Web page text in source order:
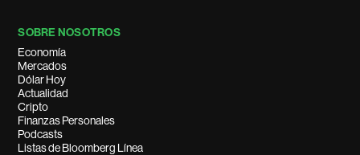
SOBRE NOSOTROS
Economía
Mercados
Dólar Hoy
Actualidad
Cripto
Finanzas Personales
Podcasts
Listas de Bloomberg Línea